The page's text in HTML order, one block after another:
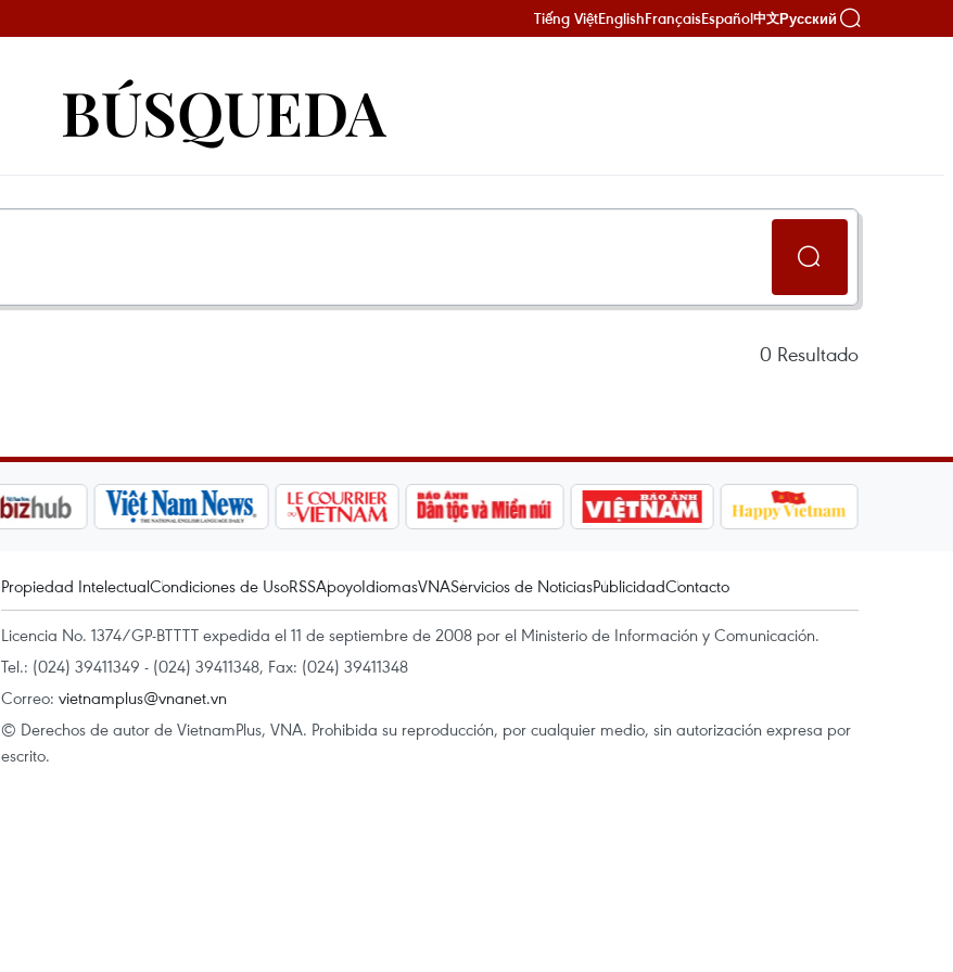
Tiếng ViệtEnglishFrançaisEspañol中文Русский
BÚSQUEDA
0 Resultado
Propiedad IntelectualCondiciones de UsoRSSApoyoIdiomasVNAServicios de NoticiasPublicidadContacto
Licencia No. 1374/GP-BTTTT expedida el 11 de septiembre de 2008 por el Ministerio de Información y Comunicación.
Tel.: (024) 39411349 - (024) 39411348, Fax: (024) 39411348
Correo: vietnamplus@vnanet.vn
© Derechos de autor de VietnamPlus, VNA. Prohibida su reproducción, por cualquier medio, sin autorización expresa por
escrito.